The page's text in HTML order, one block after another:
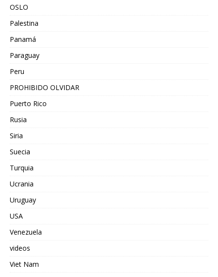
OSLO
Palestina
Panamá
Paraguay
Peru
PROHIBIDO OLVIDAR
Puerto Rico
Rusia
Siria
Suecia
Turquia
Ucrania
Uruguay
USA
Venezuela
videos
Viet Nam